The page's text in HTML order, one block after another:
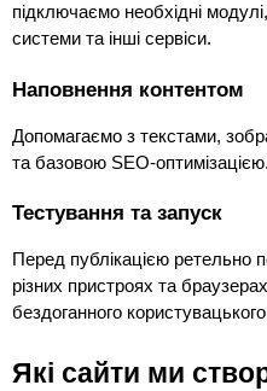
підключаємо необхідні
системи та інші сервіси.
Наповнення контентом
Допомагаємо з текстами,
та базовою SEO-оптимізацією.
Тестування та запуск
Перед публікацією ретельно
різних пристроях та
бездоганного
Які сайти ми